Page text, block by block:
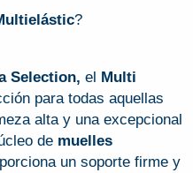
?
Selection, el Multi
para todas aquellas
alta y una excepcional
de muelles
un soporte firme y